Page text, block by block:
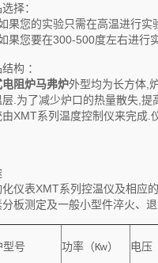
择：
果您的实验只需在高温进行实
果您要在300-500度左右进行
构 ：
电阻炉马弗炉外型均为长方体,
层.为了减少炉口的热量散失,提
由XMT系列温度控制仪来完成.
化仪表XMT系列控温仪及相应
板测定及一般小型件淬火、
型号 功率（Kw） 电压